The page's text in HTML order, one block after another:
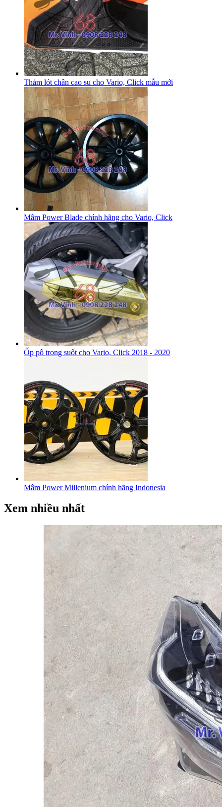
Thảm lót chân cao su cho Vario, Click mẫu mới
Mâm Power Blade chính hãng cho Vario, Click
Ốp pô trong suốt cho Vario, Click 2018 - 2020
Mâm Power Millenium chính hãng Indonesia
Xem nhiều nhất